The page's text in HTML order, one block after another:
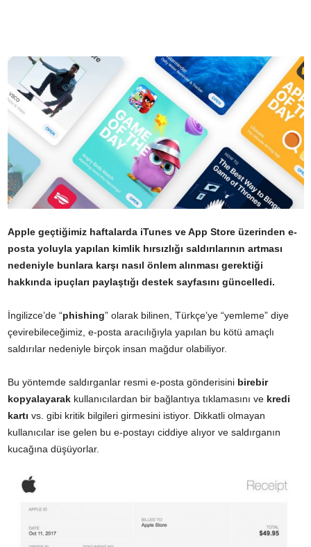
Apple geçtiğimiz haftalarda iTunes ve App Store üzerinden e-
posta yoluyla yapılan kimlik hırsızlığı saldırılarının artması
nedeniyle bunlara karşı nasıl önlem alınması gerektiği
hakkında ipuçları paylaştığı destek sayfasını güncelledi.
İngilizce’de “phishing” olarak bilinen, Türkçe’ye “yemleme” diye
çevirebileceğimiz, e-posta aracılığıyla yapılan bu kötü amaçlı
saldırılar nedeniyle birçok insan mağdur olabiliyor.
Bu yöntemde saldırganlar resmi e-posta gönderisini birebir
kopyalayarak kullanıcılardan bir bağlantıya tıklamasını ve kredi
kartı vs. gibi kritik bilgileri girmesini istiyor. Dikkatli olmayan
kullanıcılar ise gelen bu e-postayı ciddiye alıyor ve saldırganın
kucağına düşüyorlar.